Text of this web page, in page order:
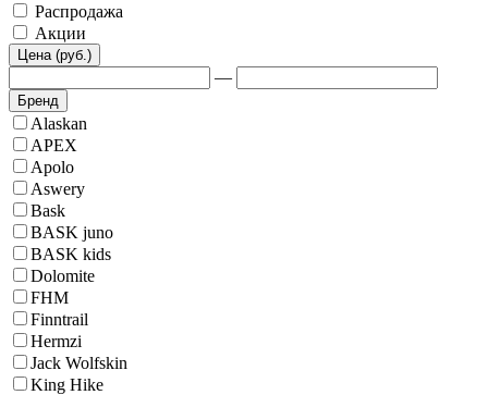
Распродажа
Акции
Цена (руб.)
—
Бренд
Alaskan
APEX
Apolo
Aswery
Bask
BASK juno
BASK kids
Dolomite
FHM
Finntrail
Hermzi
Jack Wolfskin
King Hike